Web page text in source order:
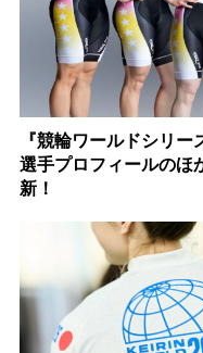
『競輪ワールドシリ
選手プロフィールのほ
新！